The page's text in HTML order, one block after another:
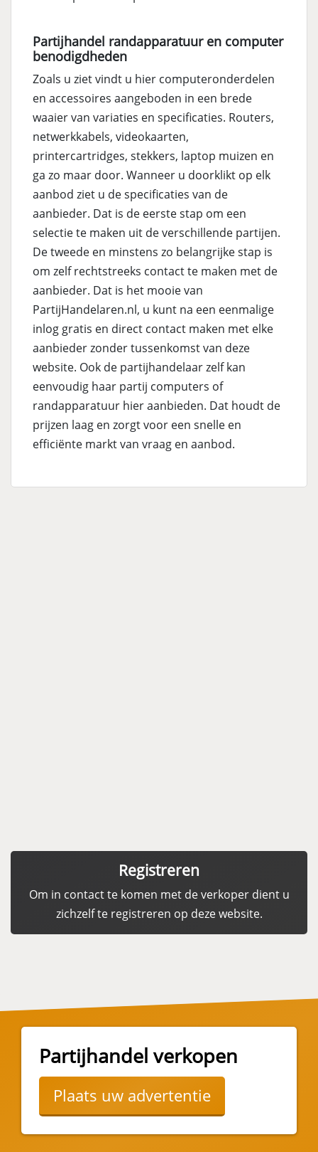
Partijhandel randapparatuur en computer
benodigdheden
Zoals u ziet vindt u hier computeronderdelen
en accessoires aangeboden in een brede
waaier van variaties en specificaties. Routers,
netwerkkabels, videokaarten,
printercartridges, stekkers, laptop muizen en
ga zo maar door. Wanneer u doorklikt op elk
aanbod ziet u de specificaties van de
aanbieder. Dat is de eerste stap om een
selectie te maken uit de verschillende partijen.
De tweede en minstens zo belangrijke stap is
om zelf rechtstreeks contact te maken met de
aanbieder. Dat is het mooie van
PartijHandelaren.nl, u kunt na een eenmalige
inlog gratis en direct contact maken met elke
aanbieder zonder tussenkomst van deze
website. Ook de partijhandelaar zelf kan
eenvoudig haar partij computers of
randapparatuur hier aanbieden. Dat houdt de
prijzen laag en zorgt voor een snelle en
efficiënte markt van vraag en aanbod.
Registreren
Om in contact te komen met de verkoper dient u
zichzelf te registreren op deze website.
Partijhandel verkopen
Plaats uw advertentie